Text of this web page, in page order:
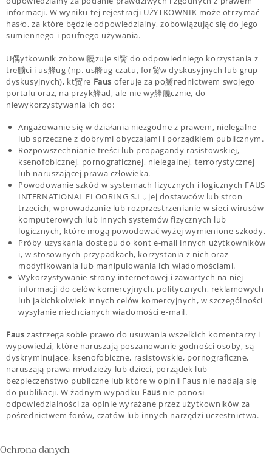
informacji. W wyniku tej rejestracji UŻYTKOWNIK może otrzymać
hasło, za które będzie odpowiedzialny, zobowiązując się do jego
sumiennego i poufnego używania.
U偶ytkownik zobowi膮zuje si臋 do odpowiedniego korzystania z
tre艣ci i us艂ug (np. us艂ug czatu, for贸w dyskusyjnych lub grup
dyskusyjnych), kt贸re Faus oferuje za po艣rednictwem swojego
portalu oraz, na przyk艂ad, ale nie wy艂膮cznie, do
niewykorzystywania ich do:
Angażowanie się w działania niezgodne z prawem, nielegalne
lub sprzeczne z dobrymi obyczajami i porządkiem publicznym.
Rozpowszechnianie treści lub propagandy rasistowskiej,
ksenofobicznej, pornograficznej, nielegalnej, terrorystycznej
lub naruszającej prawa człowieka.
Powodowanie szkód w systemach fizycznych i logicznych FAUS
INTERNATIONAL FLOORING S.L., jej dostawców lub stron
trzecich, wprowadzanie lub rozprzestrzenianie w sieci wirusów
komputerowych lub innych systemów fizycznych lub
logicznych, które mogą powodować wyżej wymienione szkody.
Próby uzyskania dostępu do kont e-mail innych użytkowników
i, w stosownych przypadkach, korzystania z nich oraz
modyfikowania lub manipulowania ich wiadomościami.
Wykorzystywanie strony internetowej i zawartych na niej
informacji do celów komercyjnych, politycznych, reklamowych
lub jakichkolwiek innych celów komercyjnych, w szczególności
wysyłanie niechcianych wiadomości e-mail.
Faus zastrzega sobie prawo do usuwania wszelkich komentarzy i
wypowiedzi, które naruszają poszanowanie godności osoby, są
dyskryminujące, ksenofobiczne, rasistowskie, pornograficzne,
naruszają prawa młodzieży lub dzieci, porządek lub
bezpieczeństwo publiczne lub które w opinii Faus nie nadają się
do publikacji. W żadnym wypadku Faus nie ponosi
odpowiedzialności za opinie wyrażane przez użytkowników za
pośrednictwem forów, czatów lub innych narzędzi uczestnictwa.
Ochrona danych